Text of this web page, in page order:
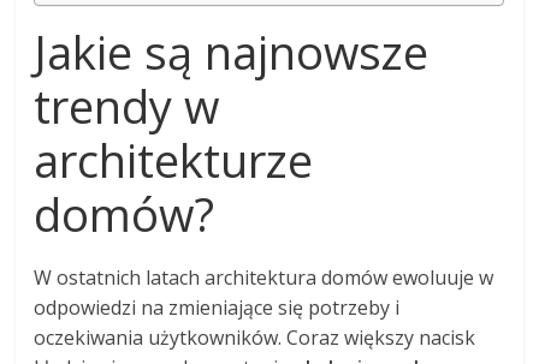
Jakie są najnowsze
trendy w
architekturze
domów?
W ostatnich latach architektura domów ewoluuje w
odpowiedzi na zmieniające się potrzeby i
oczekiwania użytkowników. Coraz większy nacisk